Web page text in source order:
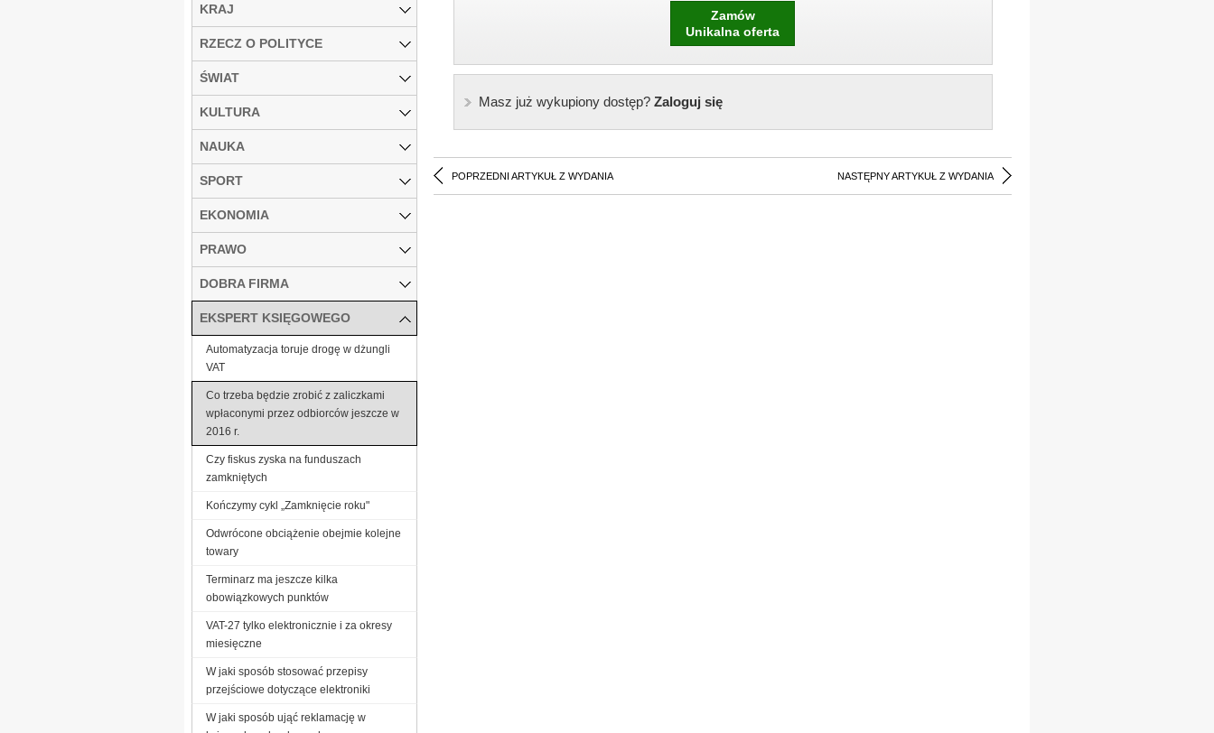
Zamów
Unikalna oferta
Masz już wykupiony dostęp?Zaloguj się
POPRZEDNI ARTYKUŁ Z WYDANIA NASTĘPNY ARTYKUŁ Z WYDANIA
KRAJ
RZECZ O POLITYCE
ŚWIAT
KULTURA
NAUKA
SPORT
EKONOMIA
PRAWO
DOBRA FIRMA
EKSPERT KSIĘGOWEGO
Automatyzacja toruje drogę w dżungli
VAT
Co trzeba będzie zrobić z zaliczkami
wpłaconymi przez odbiorców jeszcze w
2016 r.
Czy fiskus zyska na funduszach
zamkniętych
Kończymy cykl „Zamknięcie roku"
Odwrócone obciążenie obejmie kolejne
towary
Terminarz ma jeszcze kilka
obowiązkowych punktów
VAT-27 tylko elektronicznie i za okresy
miesięczne
W jaki sposób stosować przepisy
przejściowe dotyczące elektroniki
W jaki sposób ująć reklamację w